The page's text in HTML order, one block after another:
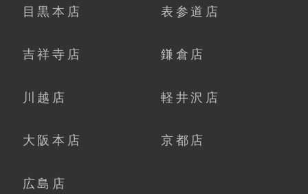
目黒本店 表参道店
吉祥寺店 鎌倉店
川越店 軽井沢店
大阪本店 京都店
広島店